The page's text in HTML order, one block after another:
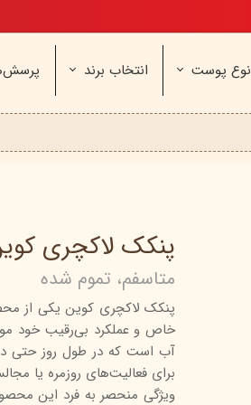
نوع پوست انتخاب برند
بیول
ایپک
سینره
سیلکر
سی‌گل
ویتالیر
هرمودر
پنکک لاکچری کوین
متاسفم، تموم شده
پنکک لاکچری کوین یکی از
خاص و عملکرد بی‌رقیب خود
آب است که در طول روز حتی
برای فعالیت‌های روزمره یا
ویژگی منحصر به فرد این